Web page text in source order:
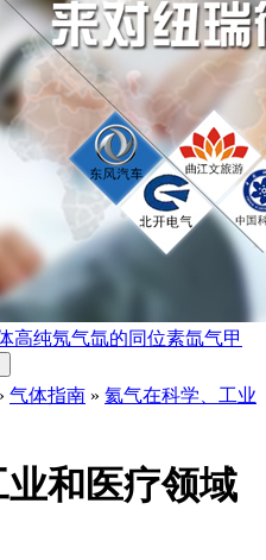
高纯氖气氙的同位素氙气甲
气体指南 » 氦气在科学、工业
和医疗领域